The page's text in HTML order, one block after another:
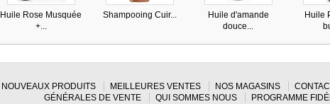
Huile Rose Musquée
+...
Shampooing Cuir...
Huile d'amande
douce...
Huile
NOUVEAUX PRODUITS MEILLEURES VENTES NOS MAGASINS
GÉNÉRALES DE VENTE
QUI SOMMES NOUS PROGRAMME